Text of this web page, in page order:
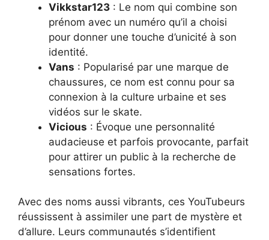
Vikkstar123 : Le nom qui combine son
prénom avec un numéro qu’il a choisi
pour donner une touche d’unicité à son
identité.
Vans : Popularisé par une marque de
chaussures, ce nom est connu pour sa
connexion à la culture urbaine et ses
vidéos sur le skate.
Vicious : Évoque une personnalité
audacieuse et parfois provocante, parfait
pour attirer un public à la recherche de
sensations fortes.
Avec des noms aussi vibrants, ces YouTubeurs
réussissent à assimiler une part de mystère et
d’allure. Leurs communautés s’identifient